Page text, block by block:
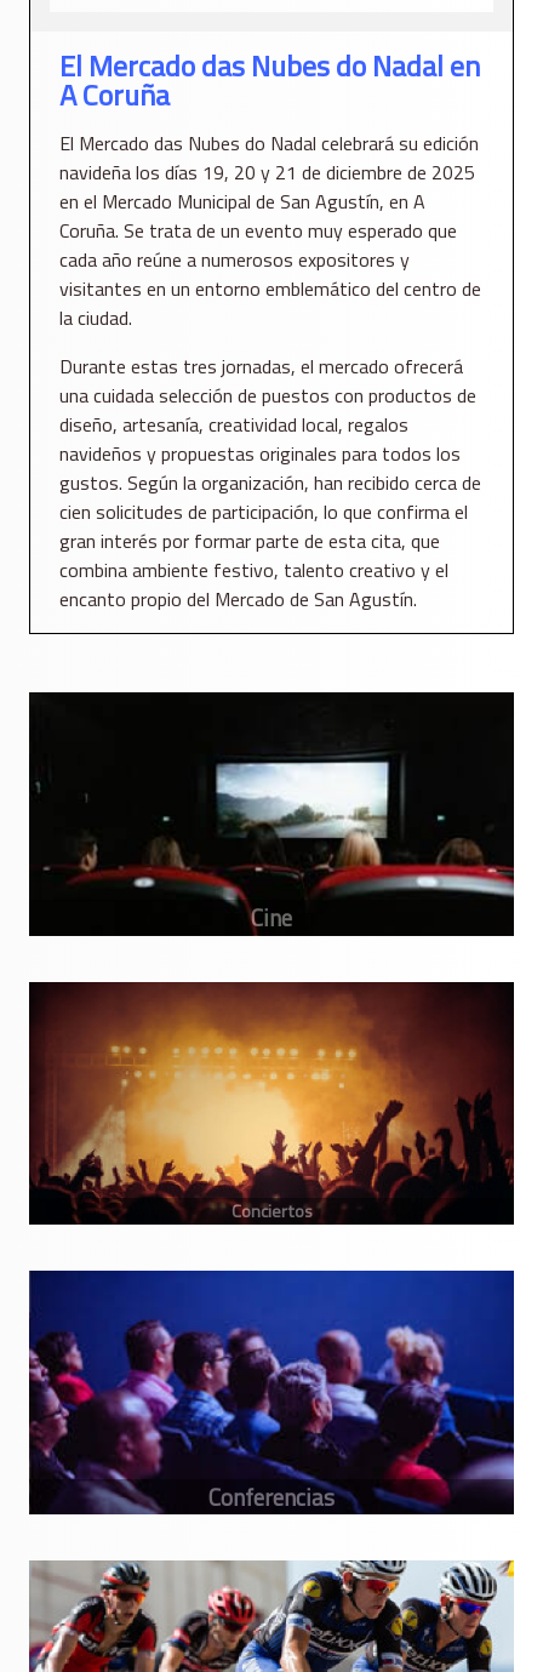
El Mercado das Nubes do Nadal en
A Coruña
El Mercado das Nubes do Nadal celebrará su edición
navideña los días 19, 20 y 21 de diciembre de 2025
en el Mercado Municipal de San Agustín, en A
Coruña. Se trata de un evento muy esperado que
cada año reúne a numerosos expositores y
visitantes en un entorno emblemático del centro de
la ciudad.
Durante estas tres jornadas, el mercado ofrecerá
una cuidada selección de puestos con productos de
diseño, artesanía, creatividad local, regalos
navideños y propuestas originales para todos los
gustos. Según la organización, han recibido cerca de
cien solicitudes de participación, lo que confirma el
gran interés por formar parte de esta cita, que
combina ambiente festivo, talento creativo y el
encanto propio del Mercado de San Agustín.